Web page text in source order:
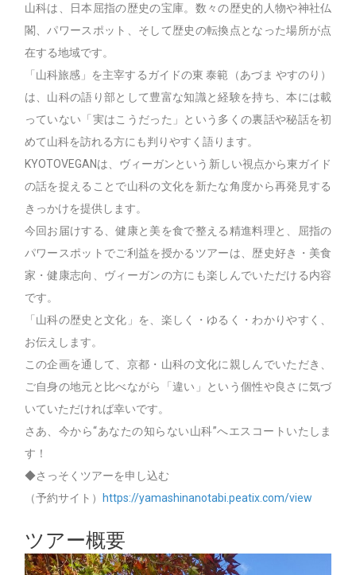
山科は、日本屈指の歴史の宝庫。数々の歴史的人物や神社仏
閣、パワースポット、そして歴史の転換点となった場所が点
在する地域です。
「山科旅感」を主宰するガイドの東 泰範（あづま やすのり）
は、山科の語り部として豊富な知識と経験を持ち、本には載
っていない「実はこうだった」という多くの裏話や秘話を初
めて山科を訪れる方にも判りやすく語ります。
KYOTOVEGANは、ヴィーガンという新しい視点から東ガイド
の話を捉えることで山科の文化を新たな角度から再発見する
きっかけを提供します。
今回お届けする、健康と美を食で整える精進料理と、屈指の
パワースポットでご利益を授かるツアーは、歴史好き・美食
家・健康志向、ヴィーガンの方にも楽しんでいただける内容
です。
「山科の歴史と文化」を、楽しく・ゆるく・わかりやすく、
お伝えします。
この企画を通して、京都・山科の文化に親しんでいただき、
ご自身の地元と比べながら「違い」という個性や良さに気づ
いていただければ幸いです。
さあ、今から“あなたの知らない山科”へエスコートいたしま
す！
◆さっそくツアーを申し込む
（予約サイト）
https://yamashinanotabi.peatix.com/view
ツアー概要